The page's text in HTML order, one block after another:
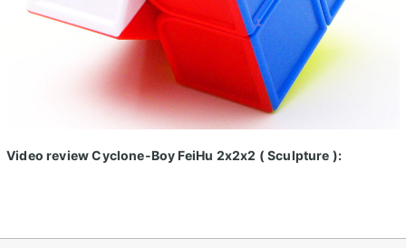
Video review Cyclone-Boy FeiHu 2x2x2 ( Sculpture ):